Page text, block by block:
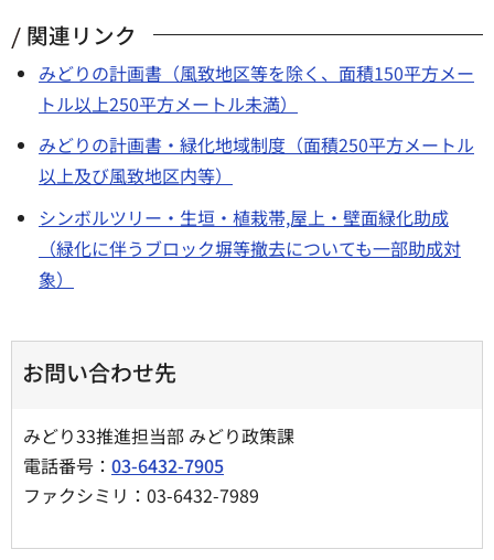
関連リンク
みどりの計画書（風致地区等を除く、面積150平方メー
トル以上250平方メートル未満）
みどりの計画書・緑化地域制度（面積250平方メートル
以上及び風致地区内等）
シンボルツリー・生垣・植栽帯,屋上・壁面緑化助成
（緑化に伴うブロック塀等撤去についても一部助成対
象）
お問い合わせ先
みどり33推進担当部 みどり政策課
電話番号： 03-6432-7905
ファクシミリ：03-6432-7989